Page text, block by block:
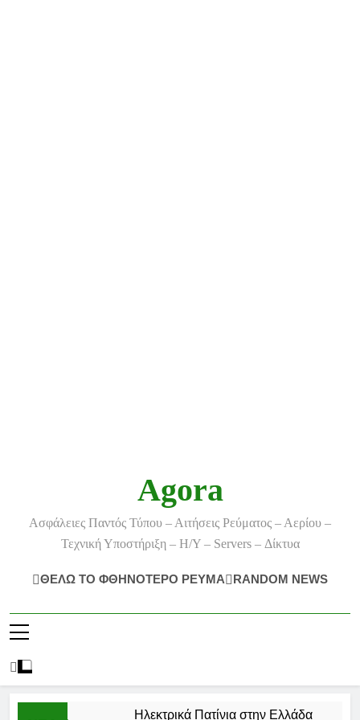
Agora
Ασφάλειες Παντός Τύπου – Αιτήσεις Ρεύματος – Αερίου –
Τεχνική Υποστήριξη – Η/Υ – Servers – Δίκτυα
ΘΕΛΩ ΤΟ ΦΘΗΝΟΤΕΡΟ ΡΕΥΜΑ RANDOM NEWS
Ηλεκτρικά Πατίνια στην Ελλάδα